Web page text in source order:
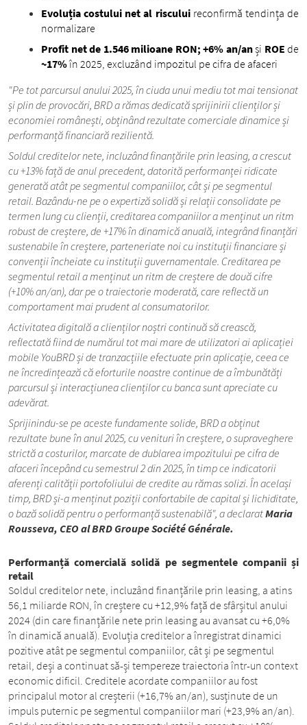
Evoluția costului net al risculuireconfirmă tendința de
normalizare
Profit net de 1.546 milioane RON; +6% an/anși ROE de
~17%în 2025, excluzând impozitul pe cifra de afaceri
"Pe tot parcursul anului 2025, în ciuda unui mediu tot mai tensionat
și plin de provocări, BRD a rămas dedicată sprijinirii clienților și
economiei românești, obținând rezultate comerciale dinamice și
performanță financiară rezilientă.
Soldul creditelor nete, incluzând finanțările prin leasing, a crescut
cu +13% față de anul precedent, datorită performanței ridicate
generată atât pe segmentul companiilor, cât și pe segmentul
retail. Bazându-ne pe o expertiză solidă și relații consolidate pe
termen lung cu clienții, creditarea companiilor a menținut un ritm
robust de creștere, de +17% în dinamică anuală, integrând finanțări
sustenabile în creștere, parteneriate noi cu instituții financiare și
convenții încheiate cu instituții guvernamentale. Creditarea pe
segmentul retail a menținut un ritm de creștere de două cifre
(+10% an/an), dar pe o traiectorie moderată, care reflectă un
comportament mai prudent al consumatorilor.
Activitatea digitală a clienților noștri continuă să crească,
reflectată fiind de numărul tot mai mare de utilizatori ai aplicației
mobile YouBRD și de tranzacțiile efectuate prin aplicație, ceea ce
ne încredințează că eforturile noastre continue de a îmbunătăți
parcursul și interacțiunea clienților cu banca sunt apreciate cu
adevărat.
Sprijinindu-se pe aceste fundamente solide, BRD a obținut
rezultate bune în anul 2025, cu venituri în creștere, o supraveghere
strictă a costurilor, marcate de dublarea impozitului pe cifra de
afaceri începând cu semestrul 2 din 2025, în timp ce indicatorii
aferenți calității portofoliului de credite au rămas solizi. În același
timp, BRD și-a menținut poziții confortabile de capital și lichiditate,
o bază solidă pentru o performanță sustenabilă", a declaratMaria
Rousseva, CEO al BRD Groupe Société Générale.
Performanță comercială solidă pe segmentele companii și
retail
Soldul creditelor nete, incluzând finanțările prin leasing, a atins
56,1 miliarde RON, în creștere cu +12,9% față de sfârșitul anului
2024 (din care finanțările nete prin leasing au avansat cu +6,0%
în dinamică anuală). Evoluția creditelor a înregistrat dinamici
pozitive atât pe segmentul companiilor, cât și pe segmentul
retail, deși a continuat să-și tempereze traiectoria într-un context
economic dificil. Creditele acordate companiilor au fost
principalul motor al creșterii (+16,7% an/an), susținute de un
impuls puternic pe segmentul companiilor mari (+23,9% an/an).